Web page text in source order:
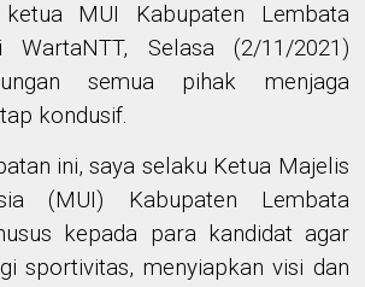
ketua MUI Kabupaten Lembata
WartaNTT, Selasa (2/11/2021)
semua pihak menjaga
kondusif.
ini, saya selaku Ketua Majelis
(MUI) Kabupaten Lembata
kepada para kandidat agar
sportivitas, menyiapkan visi dan